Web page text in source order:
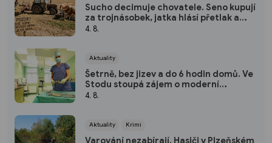
Sucho decimuje chovatele. Seno kupují
za trojnásobek, jatka hlásí přetlak a
hrozí rušení chovů
4. 8.
Aktuality
Šetrně, bez jizev a do 6 hodin domů. Ve
Stodu stoupá zájem o moderní
hysteroskopii
4. 8.
Aktuality Krimi
Varování nezabírají. Hasiči v Plzeňském